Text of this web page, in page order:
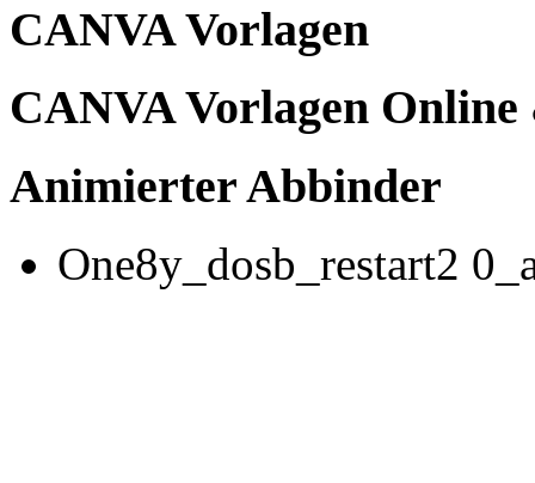
CANVA Vorlagen
CANVA Vorlagen
Animierter Abbinder
One8y_dosb_restart2